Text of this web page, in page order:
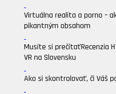
Virtuálna realita a porno –
pikantným obsahom
Musíte si prečítaťRecenzia
VR na Slovensku
Ako si skontrolovať, či Váš